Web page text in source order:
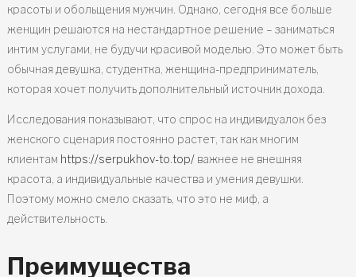
красоты и обольщения мужчин. Однако, сегодня все больше
женщин решаются на нестандартное решение – заниматься
интим услугами, не будучи красивой моделью. Это может быть
обычная девушка, студентка, женщина-предприниматель,
которая хочет получить дополнительный источник дохода.
Исследования показывают, что спрос на индивидуалок без
женского сценария постоянно растет, так как многим
клиентам https://serpukhov-to.top/ важнее не внешняя
красота, а индивидуальные качества и умения девушки.
Поэтому можно смело сказать, что это не миф, а
действительность.
Преимущества